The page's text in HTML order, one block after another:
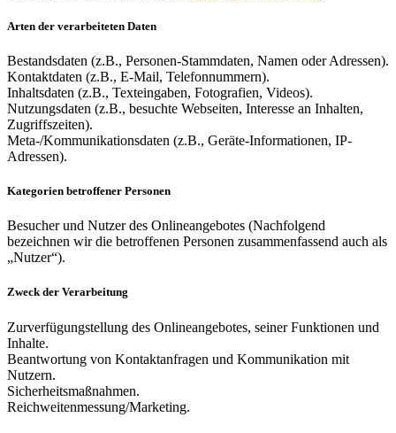
Arten der verarbeiteten Daten
Bestandsdaten (z.B., Personen-Stammdaten, Namen oder Adressen).
Kontaktdaten (z.B., E-Mail, Telefonnummern).
Inhaltsdaten (z.B., Texteingaben, Fotografien, Videos).
Nutzungsdaten (z.B., besuchte Webseiten, Interesse an Inhalten,
Zugriffszeiten).
Meta-/Kommunikationsdaten (z.B., Geräte-Informationen, IP-
Adressen).
Kategorien betroffener Personen
Besucher und Nutzer des Onlineangebotes (Nachfolgend
bezeichnen wir die betroffenen Personen zusammenfassend auch als
„Nutzer“).
Zweck der Verarbeitung
Zurverfügungstellung des Onlineangebotes, seiner Funktionen und
Inhalte.
Beantwortung von Kontaktanfragen und Kommunikation mit
Nutzern.
Sicherheitsmaßnahmen.
Reichweitenmessung/Marketing.